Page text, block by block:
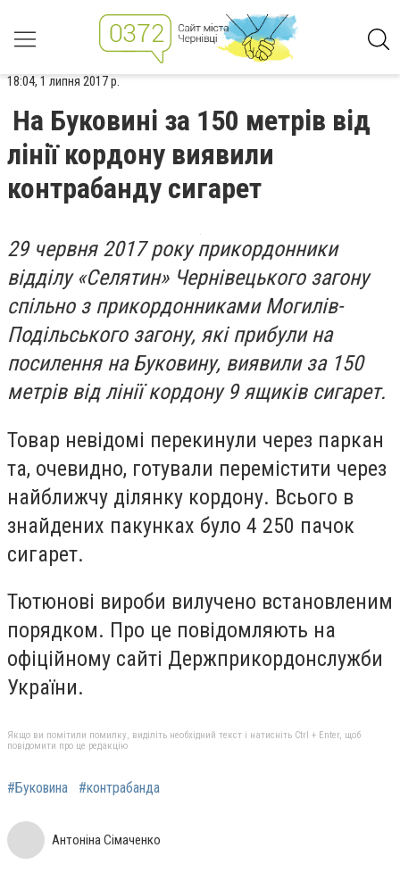
18:04, 1 липня 2017 р.
На Буковині за 150 метрів від
лінії кордону виявили
контрабанду сигарет
29 червня 2017 року прикордонники
відділу «Селятин» Чернівецького загону
спільно з прикордонниками Могилів-
Подільського загону, які прибули на
посилення на Буковину, виявили за 150
метрів від лінії кордону 9 ящиків сигарет.
Товар невідомі перекинули через паркан
та, очевидно, готували перемістити через
найближчу ділянку кордону. Всього в
знайдених пакунках було 4 250 пачок
сигарет.
Тютюнові вироби вилучено встановленим
порядком. Про це повідомляють на
офіційному сайті Держприкордонслужби
України.
Якщо ви помітили помилку, виділіть необхідний текст і натисніть Ctrl + Enter, щоб
повідомити про це редакцію
#Буковина #контрабанда
Антоніна Сімаченко